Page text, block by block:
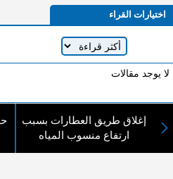
اختيارات القراء
لا يوجد مقالات
إغلاق طريق العطارات بسبب
ارتفاع منسوب المياه
لا مانع من الإقتباس وإعادة النشر شريط ذكر
المنشورة تعبر عن